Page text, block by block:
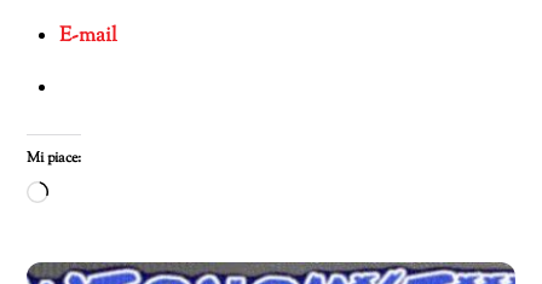
E-mail
Mi piace:
Caricamento
corso…